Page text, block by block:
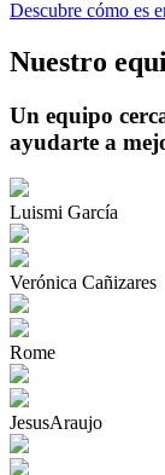
Descubre cómo es
Nuestro
Un equipo
ayudarte a
Luismi García
Verónica Cañizares
Rome
JesusAraujo